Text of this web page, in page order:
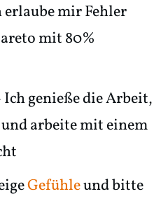
mir Fehler
mit 80%
genieße die Arbeit,
arbeite mit einem
Gefühleund bitte